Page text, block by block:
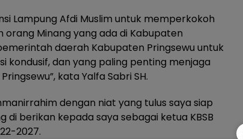
Lampung Afdi Muslim untuk memperkokoh
Minang yang ada di Kabupaten
daerah Kabupaten Pringsewu untuk
kondusif, dan yang paling penting menjaga
kata Yalfa Sabri SH.
dengan niat yang tulus saya siap
berikan kepada saya sebagai ketua KBSB
2027.